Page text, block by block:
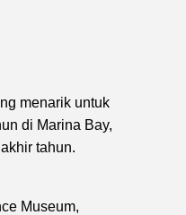
menarik untuk
di Marina Bay,
tahun.
Museum,